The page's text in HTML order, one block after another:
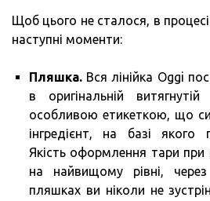
Щоб цього не сталося, в
наступні моменти:
Пляшка. Вся лінійка Oggi
в оригінальній
особливою етикеткою, що
інгредієнт, на базі якого
Якість оформлення тари
на найвищому рівні,
пляшках ви ніколи не